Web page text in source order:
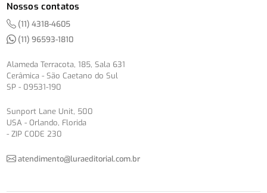
Nossos contatos
(11) 4318-4605
(11) 96593-1810
Alameda Terracota, 185, Sala 631
Cerâmica - São Caetano do Sul
SP - 09531-190
Sunport Lane Unit, 500
USA - Orlando, Florida
- ZIP CODE 230
atendimento@luraeditorial.com.br